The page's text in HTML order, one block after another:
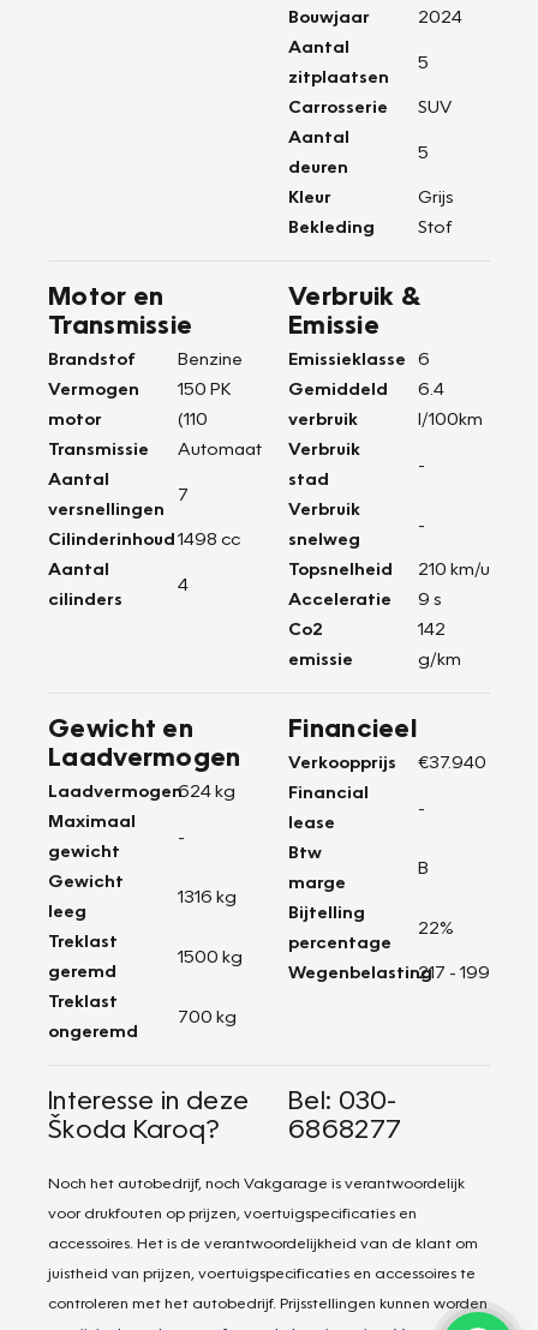
Bouwjaar
2024
Aantal
zitplaatsen
5
Carrosserie
SUV
Aantal
deuren
5
Kleur
Grijs
Bekleding
Stof
Motor en
Transmissie
Brandstof
Benzine
Vermogen
motor
150 PK
(110
Transmissie
Automaat
Aantal
versnellingen
7
Cilinderinhoud1498 cc
Aantal
cilinders
4
Verbruik &
Emissie
Emissieklasse
6
Gemiddeld
verbruik
6.4
l/100km
Verbruik
stad
-
Verbruik
snelweg
-
Topsnelheid
210 km/u
Acceleratie
9 s
Co2
emissie
142
g/km
Gewicht en
Laadvermogen
Laadvermogen624 kg
Maximaal
gewicht
-
Gewicht
leeg
1316 kg
Treklast
geremd
1500 kg
Treklast
ongeremd
700 kg
Financieel
Verkoopprijs
€37.940
Financial
lease
-
Btw
marge
B
Bijtelling
percentage
22%
Wegenbelasting217 - 199
Interesse in deze
Škoda Karoq?
Bel: 030-
6868277
Noch het autobedrijf, noch Vakgarage is verantwoordelijk
voor drukfouten op prijzen, voertuigspecificaties en
accessoires. Het is de verantwoordelijkheid van de klant om
juistheid van prijzen, voertuigspecificaties en accessoires te
controleren met het autobedrijf. Prijsstellingen kunnen worden